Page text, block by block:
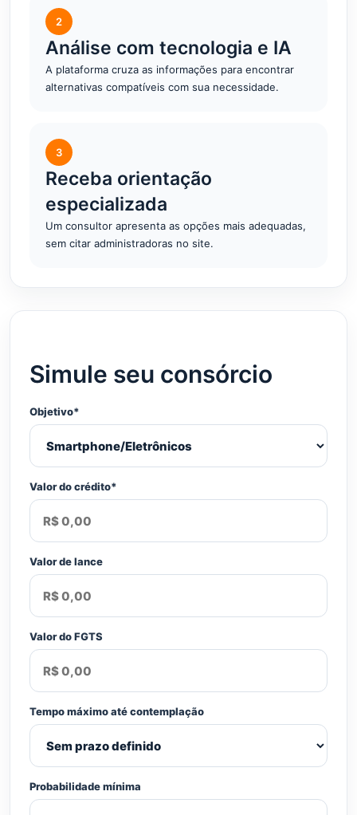
2
Análise com tecnologia e IA
A plataforma cruza as informações para encontrar
alternativas compatíveis com sua necessidade.
3
Receba orientação
especializada
Um consultor apresenta as opções mais adequadas,
sem citar administradoras no site.
Simule seu consórcio
Objetivo*
Valor do crédito*
Valor de lance
Valor do FGTS
Tempo máximo até contemplação
Probabilidade mínima